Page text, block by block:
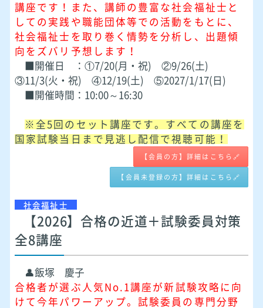
講座です！また、講師の豊富な社会福祉士と
しての実践や職能団体等での活動をもとに、
社会福祉士を取り巻く情勢を分析し、出題傾
向をズバリ予想します！
■開催日 ：①7/20(月・祝) ②9/26(土)
③11/3(火・祝) ④12/19(土) ⑤2027/1/17(日)
■開催時間：10:00～16:30
※全5回のセット講座です。すべての講座を
国家試験当日まで見逃し配信で視聴可能！
【会員の方】詳細はこちら🔗
【会員未登録の方】詳細はこちら🔗
社会福祉士
【2026】合格の近道＋試験委員対策
全8講座
👤飯塚 慶子
合格者が選ぶ人気No.1講座が新試験攻略に向
けて今年パワーアップ。試験委員の専門分野